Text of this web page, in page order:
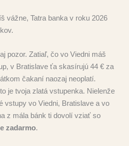
vážne, Tatra banka v roku 2026
pozor. Zatiaľ, čo vo Viedni máš
v Bratislave ťa skasírujú 44 € za
čakaní naozaj neoplatí.
je tvoja zlatá vstupenka. Nielenže
vstupy vo Viedni, Bratislave a vo
z mála bánk ti dovolí vziať so
zadarmo.